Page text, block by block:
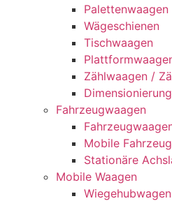
Palettenwaagen
Wägeschienen
Tischwaagen
Zählwaagen /
Fahrzeugwaagen
Mobile
Stationäre
Mobile Waagen
Wiegehubwagen